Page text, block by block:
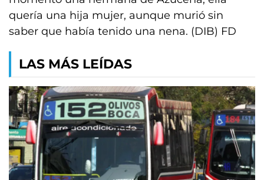
quería una hija mujer, aunque murió sin
saber que había tenido una nena. (DIB) FD
LAS MÁS LEÍDAS